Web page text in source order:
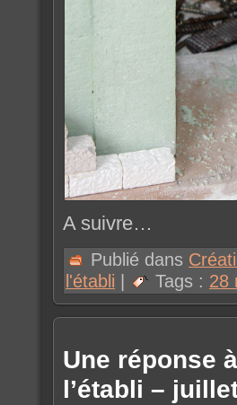
A suivre…
Publié dans
l'établi
Tags : 28
Une réponse
l’établi –